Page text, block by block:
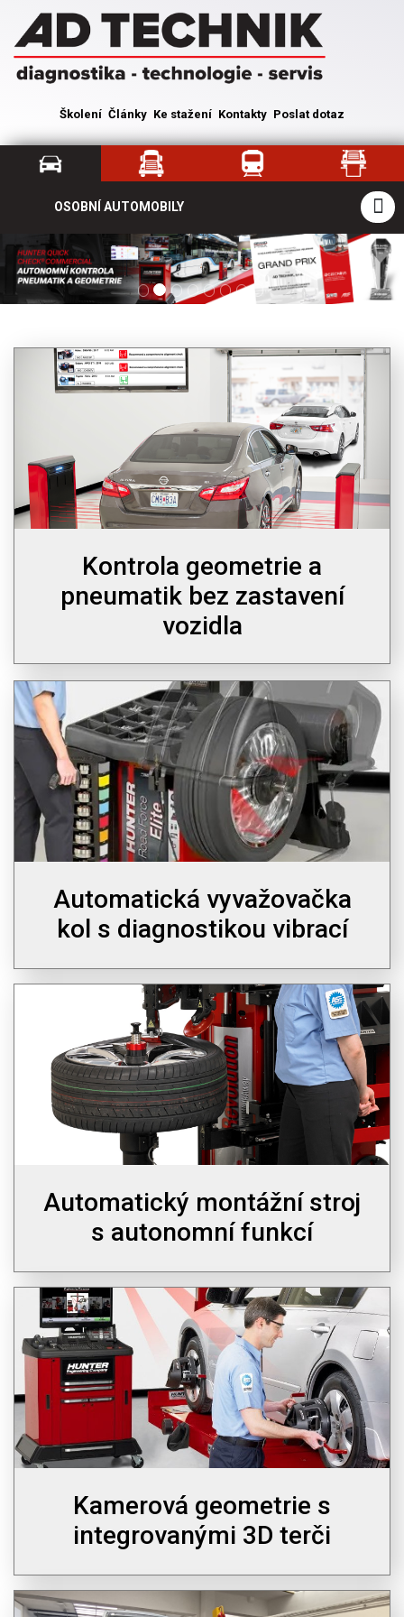
Školení Články Ke stažení Kontakty Poslat dotaz
OSOBNÍ AUTOMOBILY
Kontrola geometrie a
pneumatik bez zastavení
vozidla
Automatická vyvažovačka
kol s diagnostikou vibrací
Automatický montážní stroj
s autonomní funkcí
Kamerová geometrie s
integrovanými 3D terči